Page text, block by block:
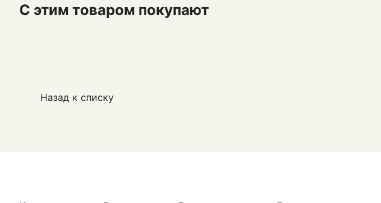
С этим товаром покупают
Назад к списку